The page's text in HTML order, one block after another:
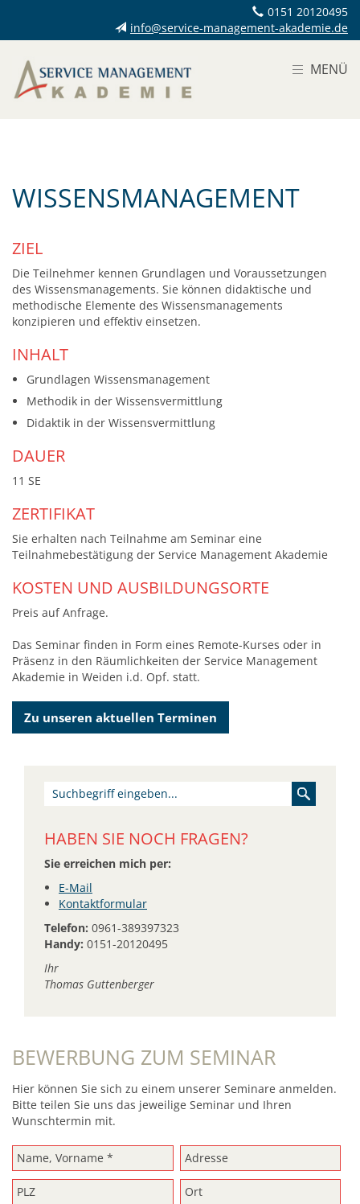
0151 20120495
info@service-management-akademie.de
MENÜ
WISSENSMANAGEMENT
ZIEL
Die Teilnehmer kennen Grundlagen und Voraussetzungen
des Wissensmanagements. Sie können didaktische und
methodische Elemente des Wissensmanagements
konzipieren und effektiv einsetzen.
INHALT
Grundlagen Wissensmanagement
Methodik in der Wissensvermittlung
Didaktik in der Wissensvermittlung
DAUER
11 SE
ZERTIFIKAT
Sie erhalten nach Teilnahme am Seminar eine
Teilnahmebestätigung der Service Management Akademie
KOSTEN UND AUSBILDUNGSORTE
Preis auf Anfrage.
Das Seminar finden in Form eines Remote-Kurses oder in
Präsenz in den Räumlichkeiten der Service Management
Akademie in Weiden i.d. Opf. statt.
Zu unseren aktuellen Terminen
HABEN SIE NOCH FRAGEN?
Sie erreichen mich per:
E-Mail
Kontaktformular
Telefon: 0961-389397323
Handy: 0151-20120495
Ihr
Thomas Guttenberger
BEWERBUNG ZUM SEMINAR
Hier können Sie sich zu einem unserer Seminare anmelden.
Bitte teilen Sie uns das jeweilige Seminar und Ihren
Wunschtermin mit.